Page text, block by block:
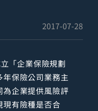
2017-07-28
「企業保險規劃
保險公司業務主
企業提供風險評
有險種是否合